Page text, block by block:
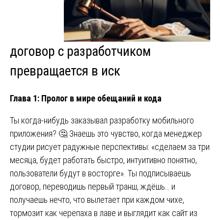
договор с разработчиком
превращается в иск
Глава 1: Пролог в мире обещаний и кода
Ты когда-нибудь заказывал разработку мобильного
приложения? 🤔 Знаешь это чувство, когда менеджер
студии рисует радужные перспективы: «сделаем за три
месяца, будет работать быстро, интуитивно понятно,
пользователи будут в восторге». Ты подписываешь
договор, переводишь первый транш, ждёшь… и
получаешь нечто, что вылетает при каждом чихе,
тормозит как черепаха в лаве и выглядит как сайт из